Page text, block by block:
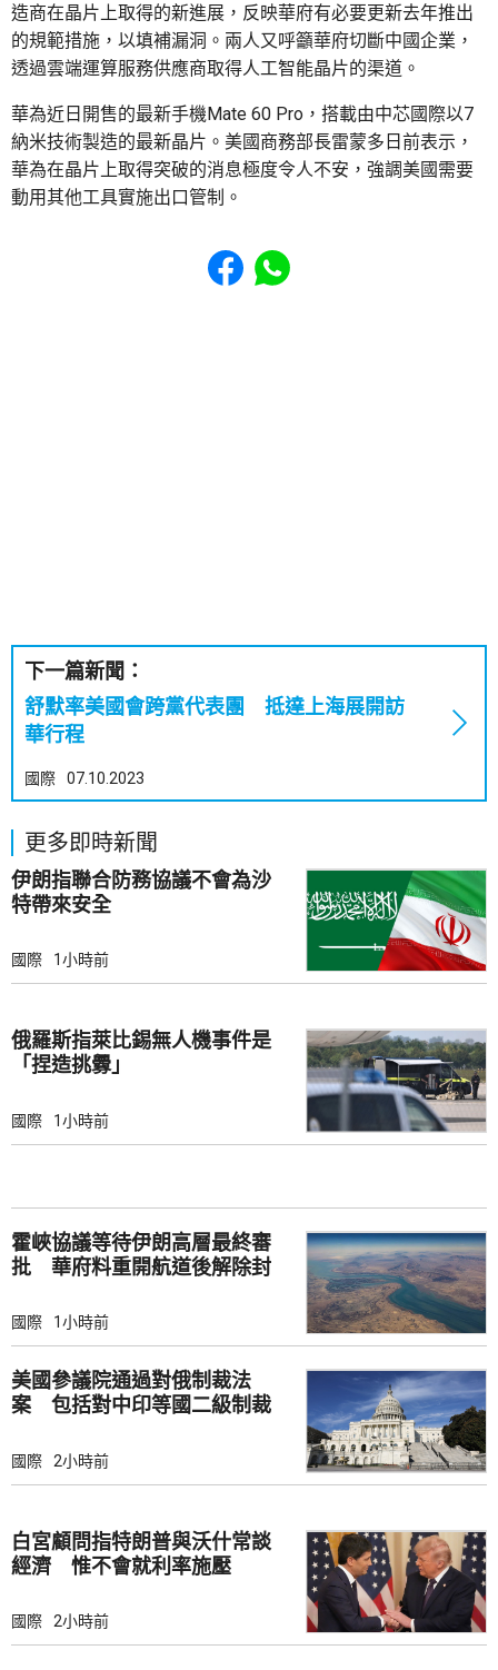
造商在晶片上取得的新進展，反映華府有必要更新去年推出
的規範措施，以填補漏洞。兩人又呼籲華府切斷中國企業，
透過雲端運算服務供應商取得人工智能晶片的渠道。
華為近日開售的最新手機Mate 60 Pro，搭載由中芯國際以7
納米技術製造的最新晶片。美國商務部長雷蒙多日前表示，
華為在晶片上取得突破的消息極度令人不安，強調美國需要
動用其他工具實施出口管制。
Share to Facebook
Share to WhatsApp
下一篇新聞：
舒默率美國會跨黨代表團 抵達上海展開訪
華行程
國際 07.10.2023
更多即時新聞
伊朗指聯合防務協議不會為沙
特帶來安全
國際 1小時前
俄羅斯指萊比錫無人機事件是
「捏造挑釁」
國際 1小時前
霍峽協議等待伊朗高層最終審
批 華府料重開航道後解除封
國際 1小時前
美國參議院通過對俄制裁法
案 包括對中印等國二級制裁
國際 2小時前
白宮顧問指特朗普與沃什常談
經濟 惟不會就利率施壓
國際 2小時前